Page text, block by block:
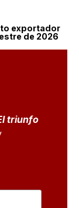
exportador
de 2026
triunfo